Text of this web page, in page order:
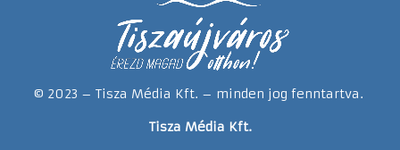
© 2023 – Tisza Média Kft. – minden jog fenntartva.
Tisza Média Kft.